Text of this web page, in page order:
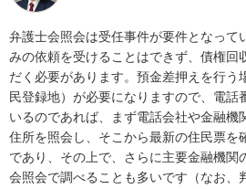
弁護士会照会は受任事件が要件となって
みの依頼を受けることはできず、債権回
だく必要があります。預金差押えを行う
民登録地）が必要になりますので、電話
いるのであれば、まず電話会社や金融機
住所を照会し、そこから最新の住民票を
であり、その上で、さらに主要金融機関
会照会で調べることも多いです（なお、